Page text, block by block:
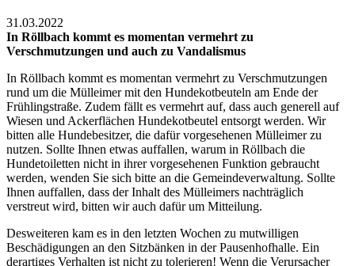
31.03.2022
In Röllbach kommt es momentan vermehrt zu
Verschmutzungen und auch zu Vandalismus
In Röllbach kommt es momentan vermehrt zu Verschmutzungen
rund um die Mülleimer mit den Hundekotbeuteln am Ende der
Frühlingstraße. Zudem fällt es vermehrt auf, dass auch generell auf
Wiesen und Ackerflächen Hundekotbeutel entsorgt werden. Wir
bitten alle Hundebesitzer, die dafür vorgesehenen Mülleimer zu
nutzen. Sollte Ihnen etwas auffallen, warum in Röllbach die
Hundetoiletten nicht in ihrer vorgesehenen Funktion gebraucht
werden, wenden Sie sich bitte an die Gemeindeverwaltung. Sollte
Ihnen auffallen, dass der Inhalt des Mülleimers nachträglich
verstreut wird, bitten wir auch dafür um Mitteilung.
Desweiteren kam es in den letzten Wochen zu mutwilligen
Beschädigungen an den Sitzbänken in der Pausenhofhalle. Ein
derartiges Verhalten ist nicht zu tolerieren! Wenn die Verursacher